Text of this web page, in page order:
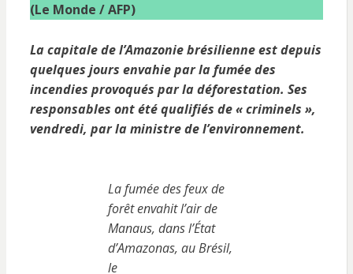
(Le Monde / AFP)
La capitale de l’Amazonie brésilienne est depuis
quelques jours envahie par la fumée des
incendies provoqués par la déforestation. Ses
responsables ont été qualifiés de « criminels »,
vendredi, par la ministre de l’environnement.
La fumée des feux de
forêt envahit l’air de
Manaus, dans l’État
d’Amazonas, au Brésil,
le